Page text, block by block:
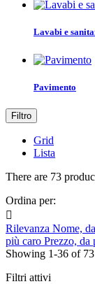
Lavabi e
Pavimento
Filtro
Grid
Lista
There are 73
Ordina per:

Rilevanza Nome,
più caro Prezzo, da
Showing 1-36 of
Filtri attivi